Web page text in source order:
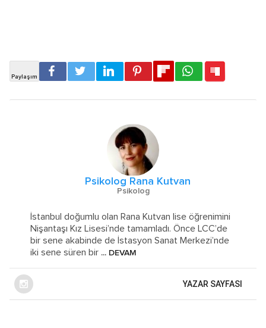
Psikolog Rana Kutvan
Psikolog
İstanbul doğumlu olan Rana Kutvan lise öğrenimini
Nişantaşı Kız Lisesi’nde tamamladı. Önce LCC’de
bir sene akabinde de İstasyon Sanat Merkezi’nde
iki sene süren bir ... DEVAM
YAZAR SAYFASI